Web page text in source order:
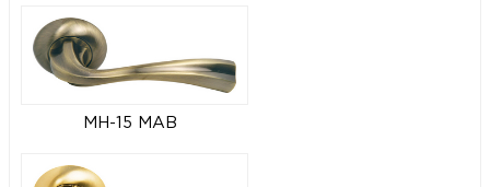
MH-15 MAB